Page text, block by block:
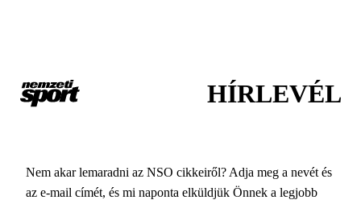
HÍRLEVÉL
Nem akar lemaradni az NSO cikkeiről? Adja meg a nevét és
az e-mail címét, és mi naponta elküldjük Önnek a legjobb